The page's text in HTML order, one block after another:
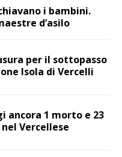
i bambini.
d’asilo
per il sottopasso
Isola di Vercelli
ancora 1 morto e 23
Vercellese